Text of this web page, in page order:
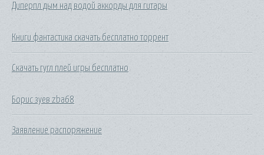
Диперпл дым над водой аккорды для гитары
Книги фантастика скачать бесплатно торрент
Скачать гугл плей игры бесплатно
Борис зуев zba68
Заявление распоряжение